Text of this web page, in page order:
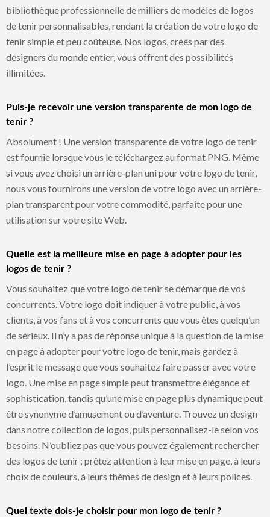
bibliothèque professionnelle de milliers de modèles de logos
de tenir personnalisables, rendant la création de votre logo de
tenir simple et peu coûteuse. Nos logos, créés par des
designers du monde entier, vous offrent des possibilités
illimitées.
Puis-je recevoir une version transparente de mon logo de
tenir ?
Absolument ! Une version transparente de votre logo de tenir
est fournie lorsque vous le téléchargez au format PNG. Même
si vous avez choisi un arrière-plan uni pour votre logo de tenir,
nous vous fournirons une version de votre logo avec un arrière-
plan transparent pour votre commodité, parfaite pour une
utilisation sur votre site Web.
Quelle est la meilleure mise en page à adopter pour les
logos de tenir ?
Vous souhaitez que votre logo de tenir se démarque de vos
concurrents. Votre logo doit indiquer à votre public, à vos
clients, à vos fans et à vos concurrents que vous êtes quelqu’un
de sérieux. Il n’y a pas de réponse unique à la question de la mise
en page à adopter pour votre logo de tenir, mais gardez à
l’esprit le message que vous souhaitez faire passer avec votre
logo. Une mise en page simple peut transmettre élégance et
sophistication, tandis qu’une mise en page plus dynamique peut
être synonyme d’amusement ou d’aventure. Trouvez un design
dans notre collection de logos, puis personnalisez-le selon vos
besoins. N’oubliez pas que vous pouvez également rechercher
des logos de tenir ; prêtez attention à leur mise en page, à leurs
choix de couleurs, à leurs thèmes de design et à leurs polices.
Quel texte dois-je choisir pour mon logo de tenir ?